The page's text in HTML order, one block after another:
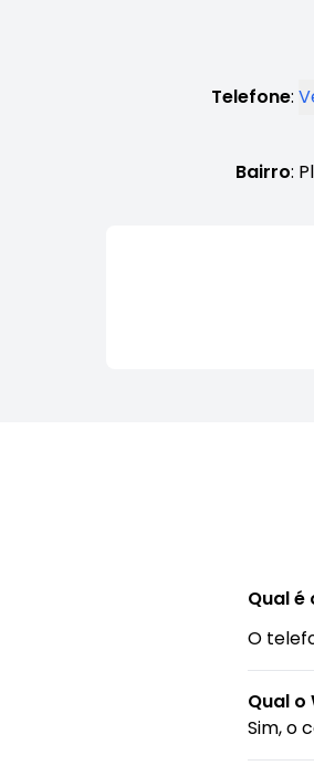
Telefone:
Bairro:
Qual
O
Qual o
Sim, o